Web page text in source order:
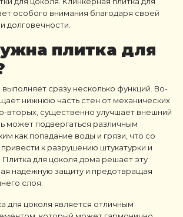
особого внимания благодаря своей
долговечности.
плитка для
выполняет сразу несколько функций. Во-
нижнюю часть стен от механических
вторых, существенно улучшает внешний
может подвергаться различным
как попадание воды и грязи, что со
к разрушению штукатурки и
Плитка для цоколя дома решает эту
надежную защиту и предотвращая
слоя.
для цоколя является отличным